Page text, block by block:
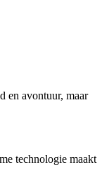
en avontuur, maar
technologie maakt